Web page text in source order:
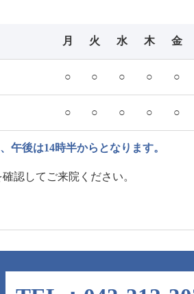
午後は14時半からとなります。
確認してご来院ください。
月 火 水 木 金
○ ○ ○ ○ ○
○ ○ ○ ○ ○